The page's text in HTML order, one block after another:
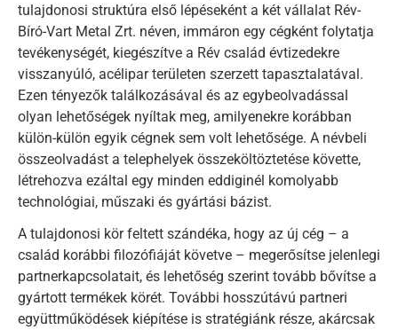
tulajdonosi struktúra első lépéseként a két vállalat Rév-
Bíró-Vart Metal Zrt. néven, immáron egy cégként folytatja
tevékenységét, kiegészítve a Rév család évtizedekre
visszanyúló, acélipar területen szerzett tapasztalatával.
Ezen tényezők találkozásával és az egybeolvadással
olyan lehetőségek nyíltak meg, amilyenekre korábban
külön-külön egyik cégnek sem volt lehetősége. A névbeli
összeolvadást a telephelyek összeköltöztetése követte,
létrehozva ezáltal egy minden eddiginél komolyabb
technológiai, műszaki és gyártási bázist.
A tulajdonosi kör feltett szándéka, hogy az új cég – a
család korábbi filozófiáját követve – megerősítse jelenlegi
partnerkapcsolatait, és lehetőség szerint tovább bővítse a
gyártott termékek körét. További hosszútávú partneri
együttműködések kiépítése is stratégiánk része, akárcsak